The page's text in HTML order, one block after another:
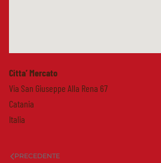
Citta’ Mercato
Via San Giuseppe Alla Rena 67
Catania
Italia
PRECEDENTE